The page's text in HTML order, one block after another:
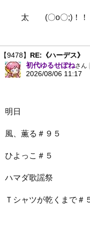
太 (〇o〇;)！！
【9478】 RE:《ハーデス》
初代ゆるせぽねさん
2026/08/06 11:17
明日
風、薫る＃９５
ひよっこ＃５
ハマダ歌謡祭
Ｔシャツが乾くまで＃